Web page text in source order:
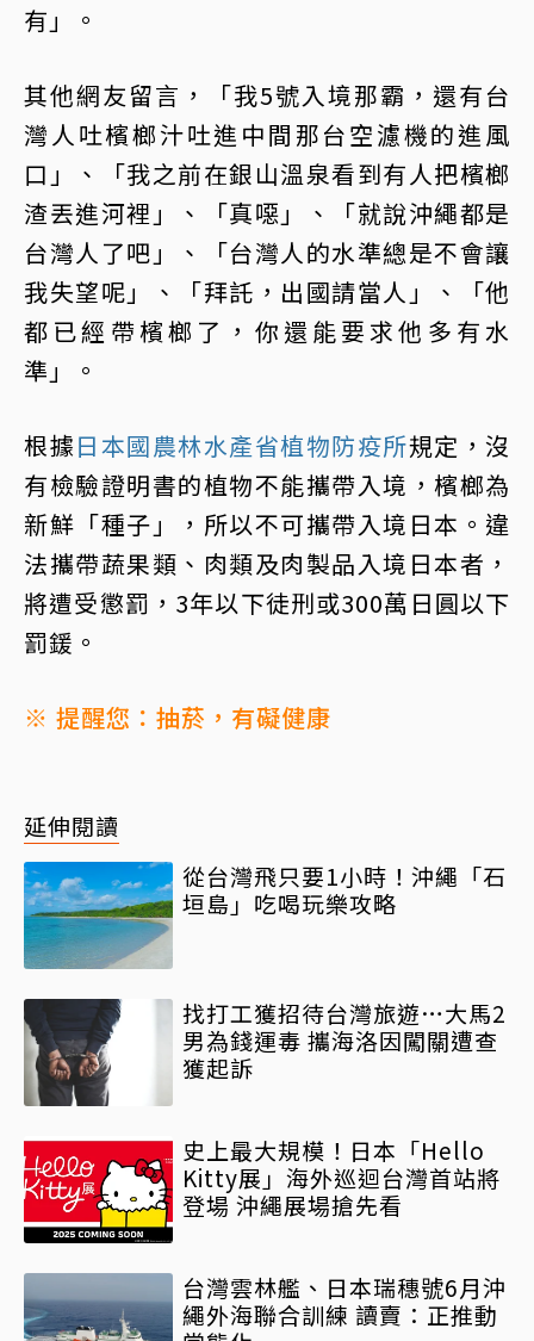
有」。
其他網友留言，「我5號入境那霸，還有台
灣人吐檳榔汁吐進中間那台空濾機的進風
口」、「我之前在銀山溫泉看到有人把檳榔
渣丟進河裡」、「真噁」、「就說沖繩都是
台灣人了吧」、「台灣人的水準總是不會讓
我失望呢」、「拜託，出國請當人」、「他
都已經帶檳榔了，你還能要求他多有水
準」。
根據日本國農林水產省植物防疫所規定，沒
有檢驗證明書的植物不能攜帶入境，檳榔為
新鮮「種子」，所以不可攜帶入境日本。違
法攜帶蔬果類、肉類及肉製品入境日本者，
將遭受懲罰，3年以下徒刑或300萬日圓以下
罰鍰。
※ 提醒您：抽菸，有礙健康
延伸閱讀
從台灣飛只要1小時！沖繩「石
垣島」吃喝玩樂攻略
找打工獲招待台灣旅遊…大馬2
男為錢運毒 攜海洛因闖關遭查
獲起訴
史上最大規模！日本「Hello
Kitty展」海外巡迴台灣首站將
登場 沖繩展場搶先看
台灣雲林艦、日本瑞穗號6月沖
繩外海聯合訓練 讀賣：正推動